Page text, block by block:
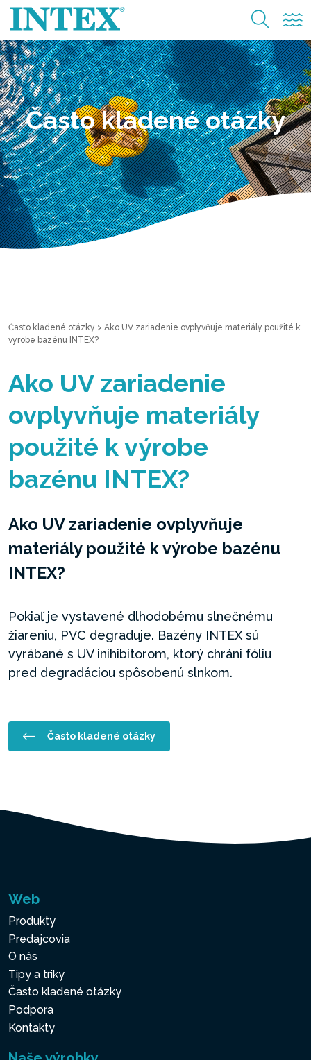
Často kladené otázky
Často kladené otázky > Ako UV zariadenie ovplyvňuje materiály použité k
výrobe bazénu INTEX?
Ako UV zariadenie
ovplyvňuje materiály
použité k výrobe
bazénu INTEX?
Ako UV zariadenie ovplyvňuje
materiály použité k výrobe bazénu
INTEX?
Pokiaľ je vystavené dlhodobému slnečnému
žiareniu, PVC degraduje. Bazény INTEX sú
vyrábané s UV inihibitorom, ktorý chráni fóliu
pred degradáciou spôsobenú slnkom.
Často kladené otázky
Web
Produkty
Predajcovia
O nás
Tipy a triky
Často kladené otázky
Podpora
Kontakty